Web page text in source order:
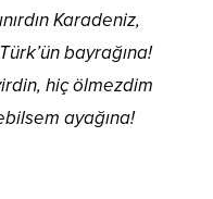
Karadeniz,
bayrağına!
hiç ölmezdim
ayağına!